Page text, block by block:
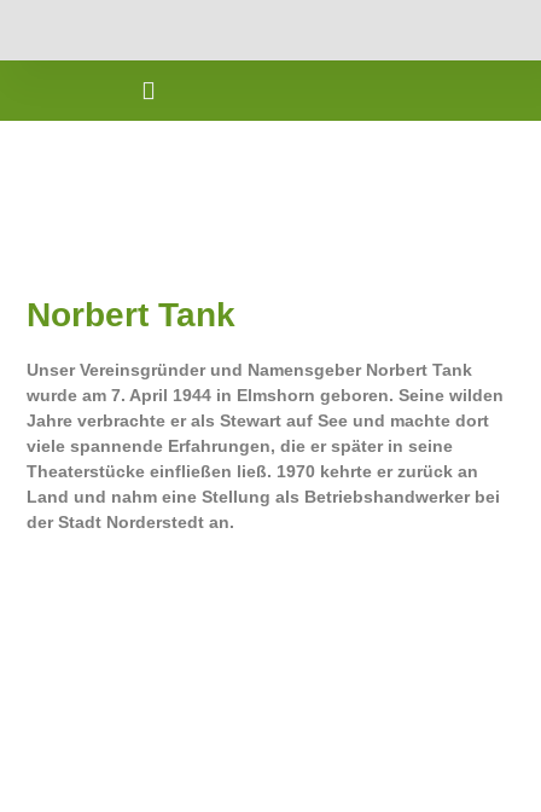
Norbert Tank
Unser Vereinsgründer und Namensgeber Norbert Tank
wurde am 7. April 1944 in Elmshorn geboren. Seine wilden
Jahre verbrachte er als Stewart auf See und machte dort
viele spannende Erfahrungen, die er später in seine
Theaterstücke einfließen ließ. 1970 kehrte er zurück an
Land und nahm eine Stellung als Betriebshandwerker bei
der Stadt Norderstedt an.